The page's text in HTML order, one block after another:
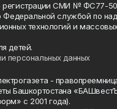
регистрации СМИ № ФС77-
Федеральной службой по
технологий и
детей.
персональных данных
-
Башкортостана
с 2001 года).